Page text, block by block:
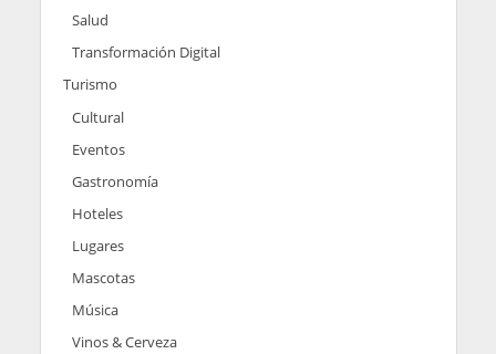
Salud
Transformación Digital
Turismo
Cultural
Eventos
Gastronomía
Hoteles
Lugares
Mascotas
Música
Vinos & Cerveza